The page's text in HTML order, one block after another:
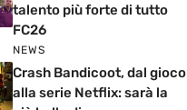
talento più forte di tutto
FC26
NEWS
Crash Bandicoot, dal gioco
alla serie Netflix: sarà la